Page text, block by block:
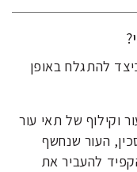
להתגלח באופן
וקילוף של תאי עור
העור שנחשף
להעביר את